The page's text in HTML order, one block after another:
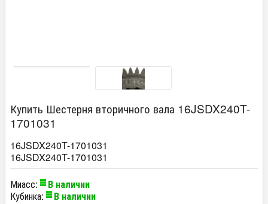
Купить Шестерня вторичного вала 16JSDX240T-
1701031
16JSDX240T-1701031
16JSDX240T-1701031
Миасс:
В наличии
Кубинка:
В наличии